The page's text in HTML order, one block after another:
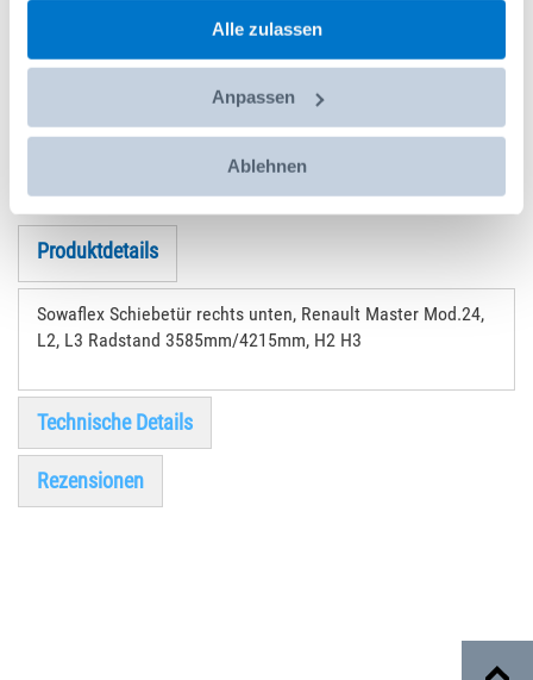
Alle zulassen
Anpassen
Ablehnen
Auf die Wunschliste
Social Media
Produktdetails
Sowaflex Schiebetür rechts unten, Renault Master Mod.24,
L2, L3 Radstand 3585mm/4215mm, H2 H3
Technische Details
Rezensionen